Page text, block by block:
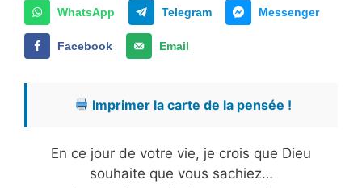
WhatsApp Telegram Messenger
Facebook Email
Imprimer la carte de la pensée !
En ce jour de votre vie, je crois que Dieu
souhaite que vous sachiez…